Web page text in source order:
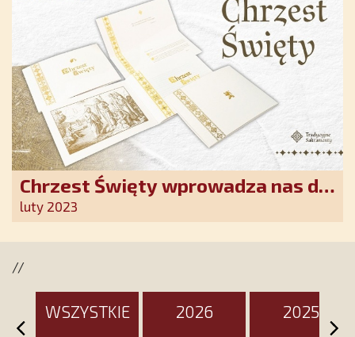
Chrzest Święty wprowadza nas do
wspólnoty Kościoła. Nasz pakiet
luty 2023
//
WSZYSTKIE 2026
2025